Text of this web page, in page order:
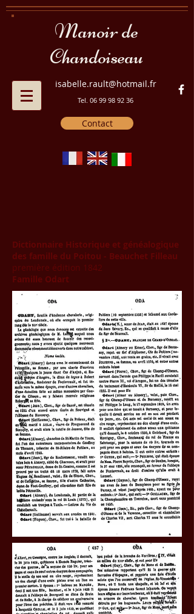
Manoir de
Chandoiseau
isabelle.rault@hotmail.fr
Tel. 06 99 98 92 36
Contact
Dictionnaire Historique et généalogique
des famille du Poitou - Beauchet Filleau
première édition 1842
Famille Odart